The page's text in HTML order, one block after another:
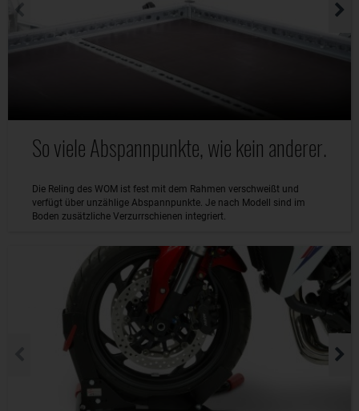
So viele Abspannpunkte, wie kein anderer.
Die Reling des WOM ist fest mit dem Rahmen verschweißt und
verfügt über unzählige Abspannpunkte. Je nach Modell sind im
Boden zusätzliche Verzurrschienen integriert.